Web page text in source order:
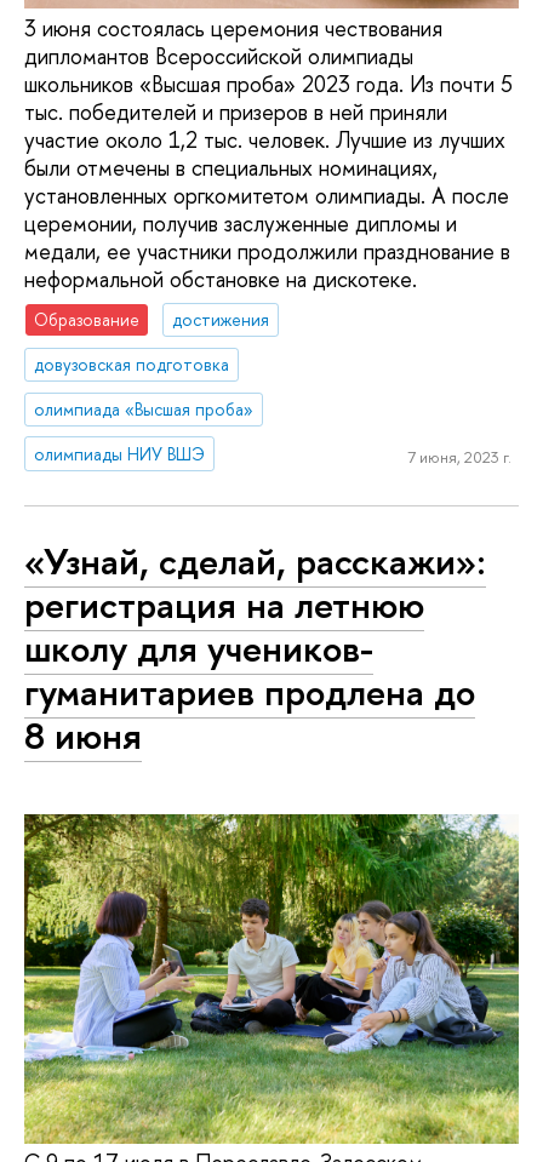
3 июня состоялась церемония чествования
дипломантов Всероссийской олимпиады
школьников «Высшая проба» 2023 года. Из почти 5
тыс. победителей и призеров в ней приняли
участие около 1,2 тыс. человек. Лучшие из лучших
были отмечены в специальных номинациях,
установленных оргкомитетом олимпиады. А после
церемонии, получив заслуженные дипломы и
медали, ее участники продолжили празднование в
неформальной обстановке на дискотеке.
Образование
достижения
довузовская подготовка
олимпиада «Высшая проба»
олимпиады НИУ ВШЭ
7 июня, 2023 г.
«Узнай, сделай, расскажи»:
регистрация на летнюю
школу для учеников-
гуманитариев продлена до
8 июня